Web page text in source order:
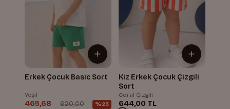
Erkek Çocuk Basic Sort
Yeşil
465,68
620,00
%25
Kiz Erkek Çocuk Çizgili
Sort
Coral Çizgili
644,00 TL